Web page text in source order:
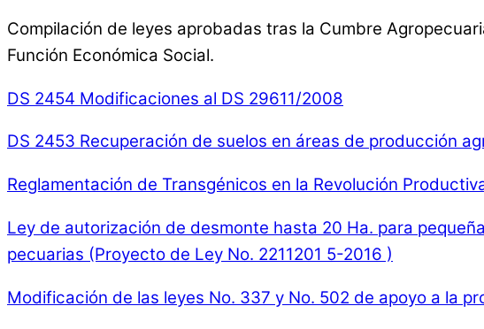
Compilación de leyes aprobadas tras la Cumbre
Función Económica Social.
DS 2454 Modificaciones al DS 29611/2008
DS 2453 Recuperación de suelos en áreas de producción
Reglamentación de Transgénicos en la Revolución
Ley de autorización de desmonte hasta 20 Ha. para
pecuarias (Proyecto de Ley No. 2211201 5-2016 )
Modificación de las leyes No. 337 y No. 502 de apoyo a la